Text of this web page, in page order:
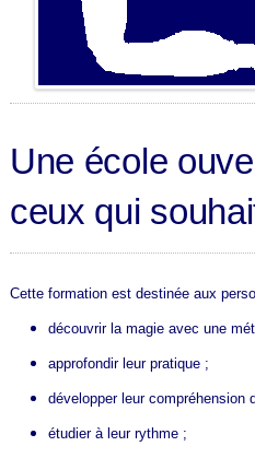
Une école
ceux qui
Cette formation est destinée aux
découvrir la magie avec une
approfondir leur pratique ;
développer leur compréhension
étudier à leur rythme ;